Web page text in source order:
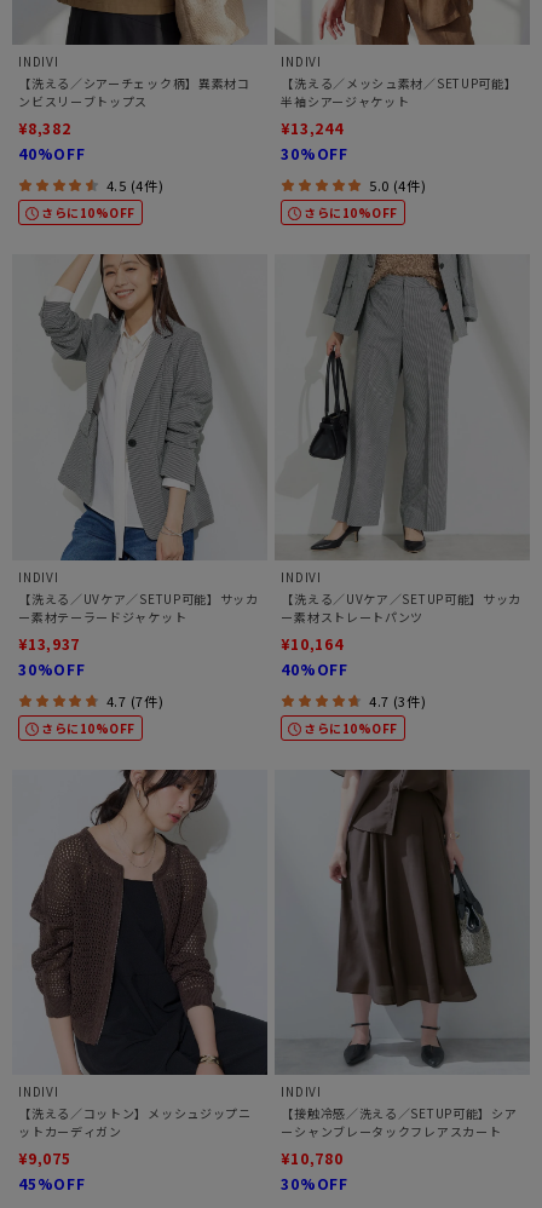
INDIVI
【洗える／シアーチェック柄】異素材コ
ンビスリーブトップス
¥8,382
40%OFF
4.5 (4件)
さらに10%OFF
INDIVI
【洗える／メッシュ素材／SETUP可能】
半袖シアージャケット
¥13,244
30%OFF
5.0 (4件)
さらに10%OFF
INDIVI
【洗える／UVケア／SETUP可能】サッカ
ー素材テーラードジャケット
¥13,937
30%OFF
4.7 (7件)
さらに10%OFF
INDIVI
【洗える／UVケア／SETUP可能】サッカ
ー素材ストレートパンツ
¥10,164
40%OFF
4.7 (3件)
さらに10%OFF
INDIVI
【洗える／コットン】メッシュジップニ
ットカーディガン
¥9,075
45%OFF
INDIVI
【接触冷感／洗える／SETUP可能】シア
ーシャンブレータックフレアスカート
¥10,780
30%OFF